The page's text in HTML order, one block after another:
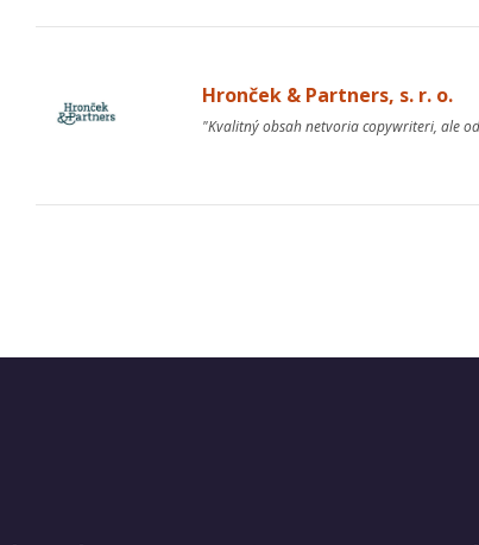
Hronček & Partners, s. r. o.
"Kvalitný obsah netvoria copywriteri, ale